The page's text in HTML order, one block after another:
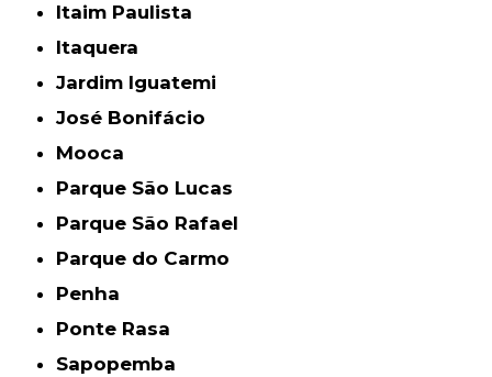
Itaim Paulista
Itaquera
Jardim Iguatemi
José Bonifácio
Mooca
Parque São Lucas
Parque São Rafael
Parque do Carmo
Penha
Ponte Rasa
Sapopemba